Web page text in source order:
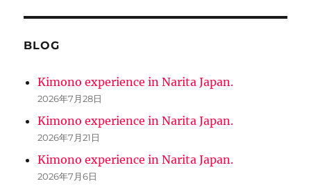
BLOG
Kimono experience in Narita Japan.
2026年7月28日
Kimono experience in Narita Japan.
2026年7月21日
Kimono experience in Narita Japan.
2026年7月6日